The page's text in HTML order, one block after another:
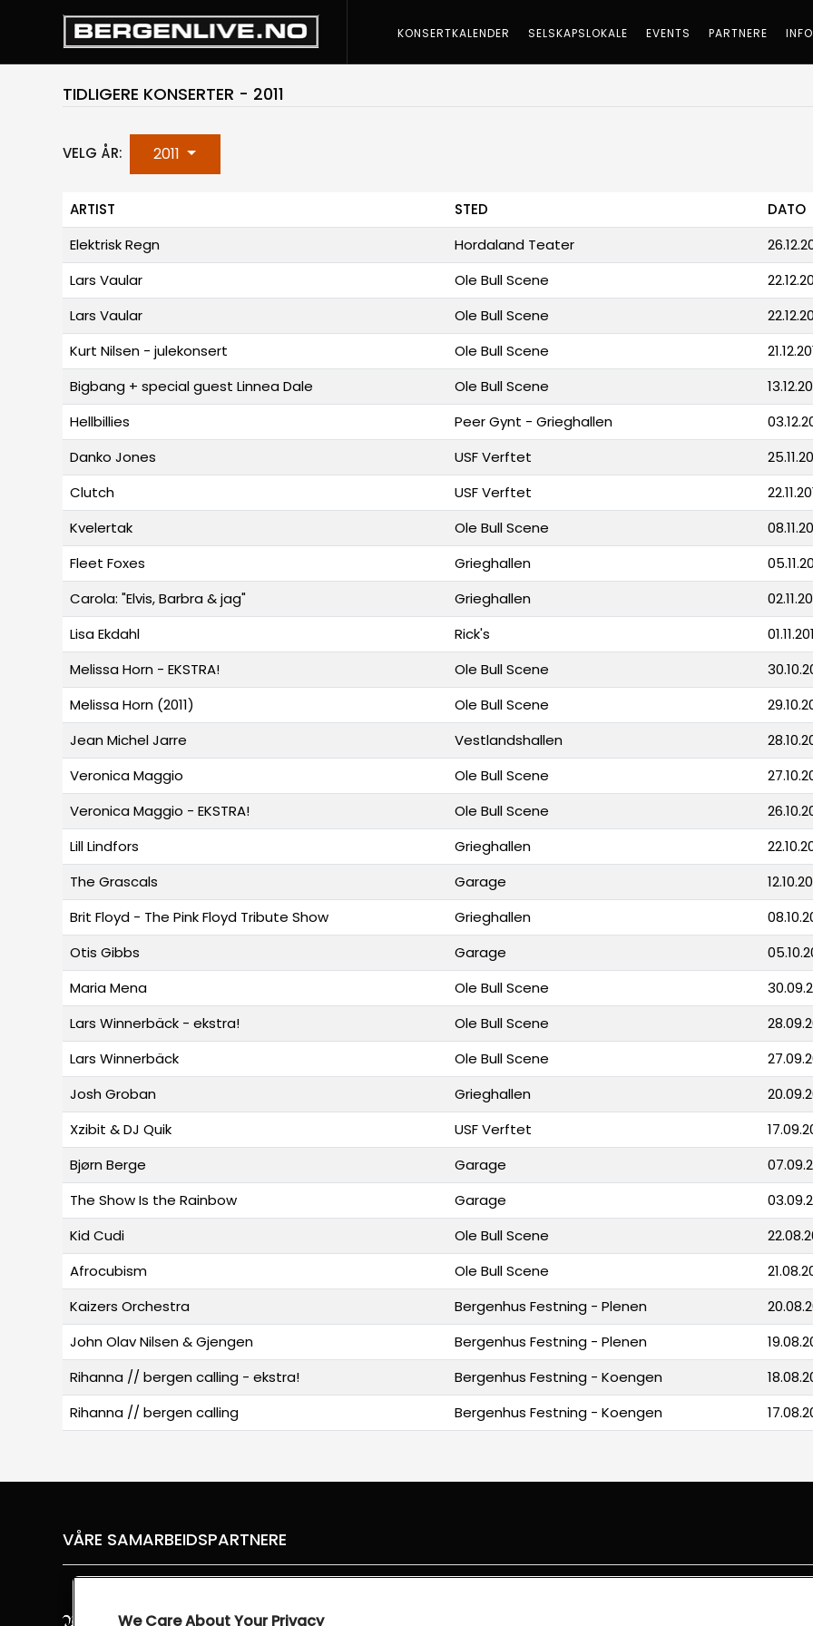
KONSERTKALENDER SELSKAPSLOKALE EVENTS PARTNERE
TIDLIGERE KONSERTER - 2011
VELG ÅR: 2011
ARTIST STED
DATO
Elektrisk Regn
Hordaland Teater
Lars Vaular
Ole Bull Scene
Lars Vaular
Ole Bull Scene
Kurt Nilsen - julekonsert
Ole Bull Scene
Bigbang + special guest Linnea Dale
Ole Bull Scene
Hellbillies
Peer Gynt - Grieghallen
Danko Jones
USF Verftet
Clutch
USF Verftet
Kvelertak
Ole Bull Scene
Fleet Foxes
Grieghallen
Carola: "Elvis, Barbra & jag"
Grieghallen
Lisa Ekdahl
Rick's
Melissa Horn - EKSTRA!
Ole Bull Scene
Melissa Horn (2011)
Ole Bull Scene
Jean Michel Jarre
Vestlandshallen
Veronica Maggio
Ole Bull Scene
Veronica Maggio - EKSTRA!
Ole Bull Scene
Lill Lindfors
Grieghallen
The Grascals
Garage
Brit Floyd - The Pink Floyd Tribute Show
Grieghallen
Otis Gibbs
Garage
Maria Mena
Ole Bull Scene
Lars Winnerbäck - ekstra!
Ole Bull Scene
Lars Winnerbäck
Ole Bull Scene
Josh Groban
Grieghallen
Xzibit & DJ Quik
USF Verftet
Bjørn Berge
Garage
The Show Is the Rainbow
Garage
Kid Cudi
Ole Bull Scene
Afrocubism
Ole Bull Scene
Kaizers Orchestra
Bergenhus Festning - Plenen
John Olav Nilsen & Gjengen
Bergenhus Festning - Plenen
Rihanna // bergen calling - ekstra!
Bergenhus Festning - Koengen
Rihanna // bergen calling
Bergenhus Festning - Koengen
VÅRE SAMARBEIDSPARTNERE
We Care About Your Privacy